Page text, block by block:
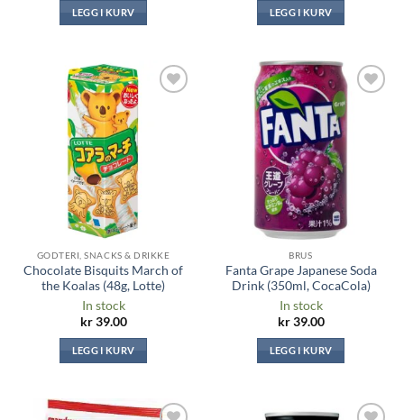
LEGG I KURV LEGG I KURV
ønskeliste
GODTERI, SNACKS & DRIKKE
Chocolate Bisquits March of
the Koalas (48g, Lotte)
In stock
kr39.00
LEGG I KURV
Legg til i
ønskeliste
BRUS
Fanta Grape Japanese Soda
Drink (350ml, CocaCola)
In stock
kr39.00
LEGG I KURV